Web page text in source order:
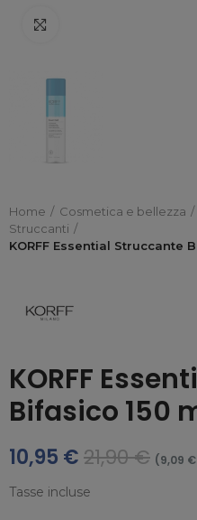
Home Cosmetica e bellezza
Struccanti
KORFF Essential Struccante
KORFF
Bifasico 150
10,95 €21,90 € (9,09
Tasse incluse